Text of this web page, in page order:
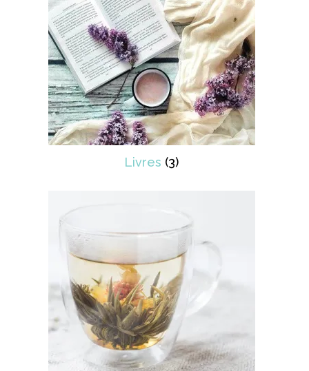
Livres (3)